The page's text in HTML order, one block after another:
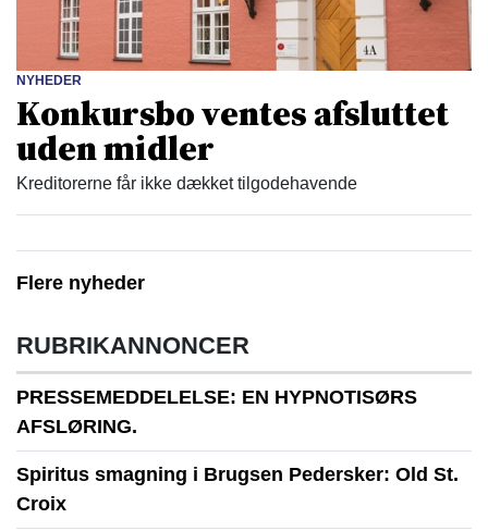
NYHEDER
Konkursbo ventes afsluttet
uden midler
Kreditorerne får ikke dækket tilgodehavende
Flere nyheder
RUBRIKANNONCER
PRESSEMEDDELELSE: EN HYPNOTISØRS
AFSLØRING.
Spiritus smagning i Brugsen Pedersker: Old St.
Croix